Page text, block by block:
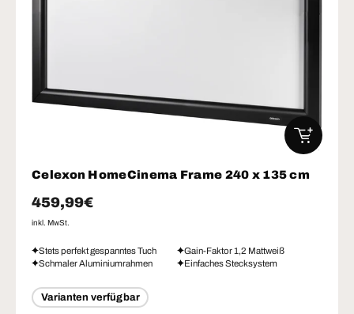
Celexon HomeCinema Frame 240 x 135 cm
Normaler Preis
459,99€
inkl. MwSt.
Stets perfekt gespanntes Tuch
Gain-Faktor 1,2 Mattweiß
Schmaler Aluminiumrahmen
Einfaches Stecksystem
Varianten verfügbar
IN DEN